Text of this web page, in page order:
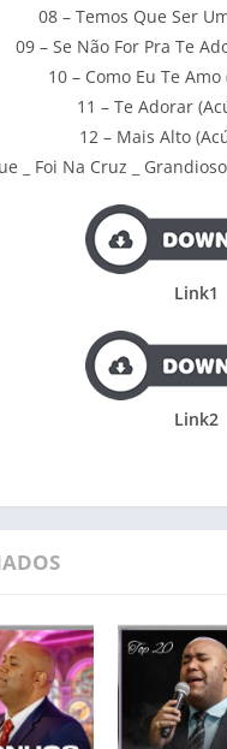
08 – Temos Que Ser
09 – Se Não For Pra Te
10 – Como Eu Te
11 – Te Adorar
12 – Mais Alto
_ Foi Na Cruz _
Link1
Link2